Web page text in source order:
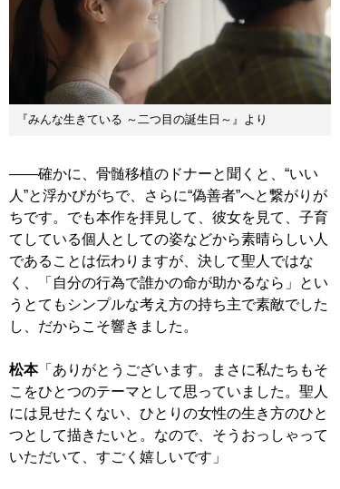
『みんな生きている ～二つ目の誕生日～』より
――確かに、骨髄移植のドナーと聞くと、“いい
人”と浮かびがちで、さらに“偽善者”へと繋がりが
ちです。でも本作を拝見して、彼女を見て、子育
てしている個人としての姿などから素晴らしい人
であることは伝わりますが、決して聖人ではな
く、「自分の行為で誰かの命が助かるなら」とい
うとてもシンプルな考え方の持ち主で素敵でした
し、だからこそ響きました。
松本「ありがとうございます。まさに私たちもそ
こをひとつのテーマとして思っていました。聖人
には見せたくない、ひとりの女性の生き方のひと
つとして描きたいと。なので、そうおっしゃって
いただいて、すごく嬉しいです」